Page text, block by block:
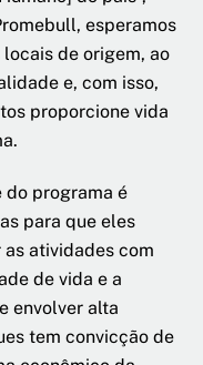
esperamos
de origem, ao
e, com isso,
proporcione vida
do programa é
para que eles
atividades com
de vida e a
envolver alta
tem convicção de